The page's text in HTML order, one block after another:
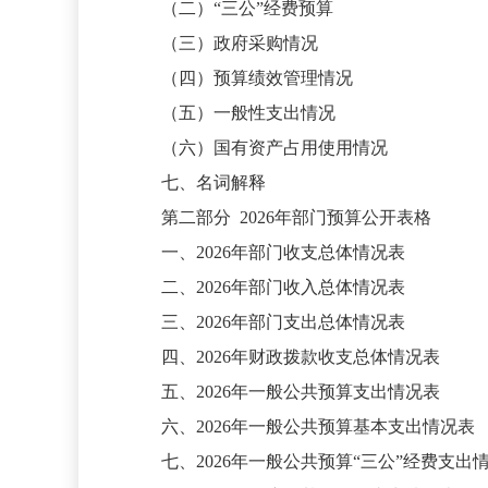
（二） “三公”经费预算
（三）政府采购情况
（四）预算绩效管理情况
（五）一般性支出情况
（六）国有资产占用使用情况
七、名词解释
第二部分 2026年部门预算公开表格
一、 2026年部门收支总体情况表
二、 2026年部门收入总体情况表
三、 2026年部门支出总体情况表
四、 2026年财政拨款收支总体情况表
五、 2026年一般公共预算支出情况表
六、 2026年一般公共预算基本支出情况表
七、 2026年一般公共预算“三公”经费支出